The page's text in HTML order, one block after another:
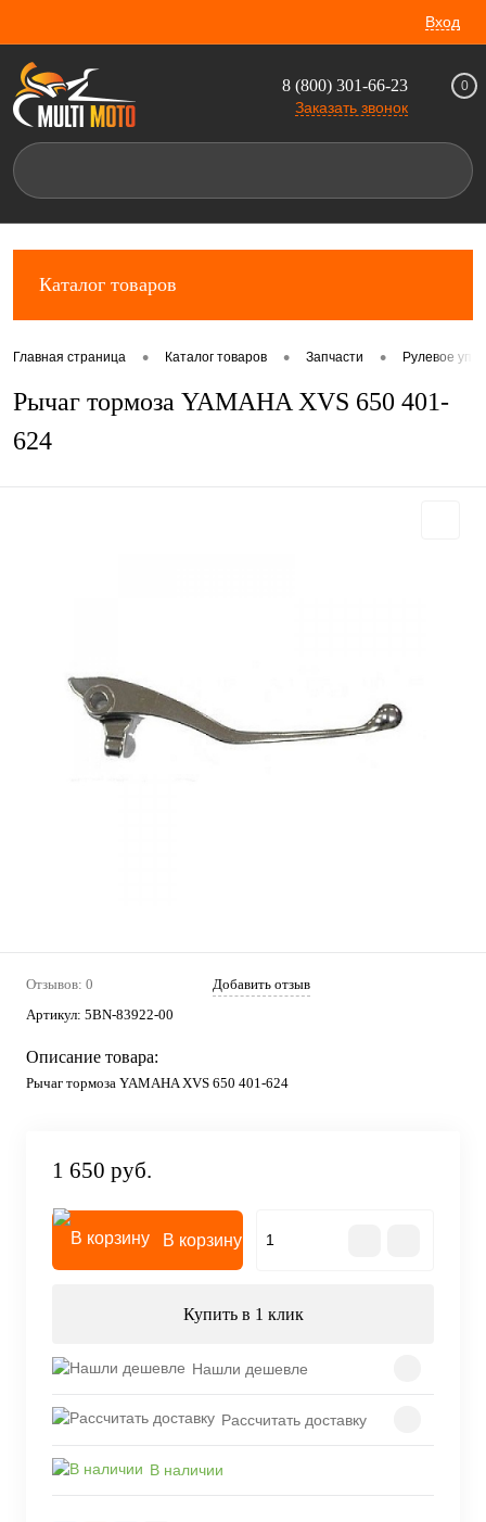
Вход
8 (800) 301-66-23
Заказать звонок
0
Каталог товаров
Главная страница • Каталог товаров • Запчасти • Рулевое
Рычаг тормоза YAMAHA XVS 650 401-
624
Отзывов: 0
Добавить отзыв
Артикул: 5BN-83922-00
Описание товара:
Рычаг тормоза YAMAHA XVS 650 401-624
1 650 руб.
В корзину
Купить в 1 клик
Нашли дешевле
Рассчитать доставку
В наличии